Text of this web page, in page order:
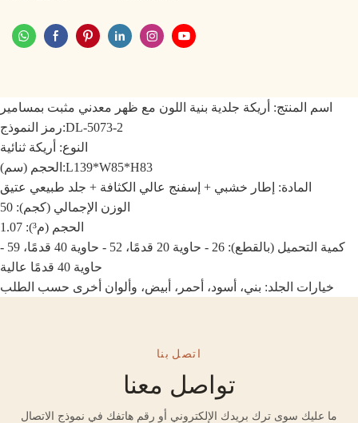
اسم المنتج: أريكة جلدية بنية اللون مع ظهر معدني مثبت بمسامير
رمز النموذج:DL-5073-2
النوع: أريكة ثنائية
الحجم (سم):L139*W85*H83
المادة: إطار خشبي + إسفنج عالي الكثافة + جلد طبيعي عتيق
الوزن الإجمالي (كجم): 50
الحجم (م³): 1.07
كمية التحميل (بالقطع): 26 - حاوية 20 قدمًا، 52 - حاوية 40 قدمًا، 59 -
حاوية 40 قدمًا عالية
خيارات الجلد: بني، أسود، أحمر، أبيض، وألوان أخرى حسب الطلب
اتصل بنا
تواصل معنا
ما عليك سوى ترك بريدك الإلكتروني أو رقم هاتفك في نموذج الاتصال